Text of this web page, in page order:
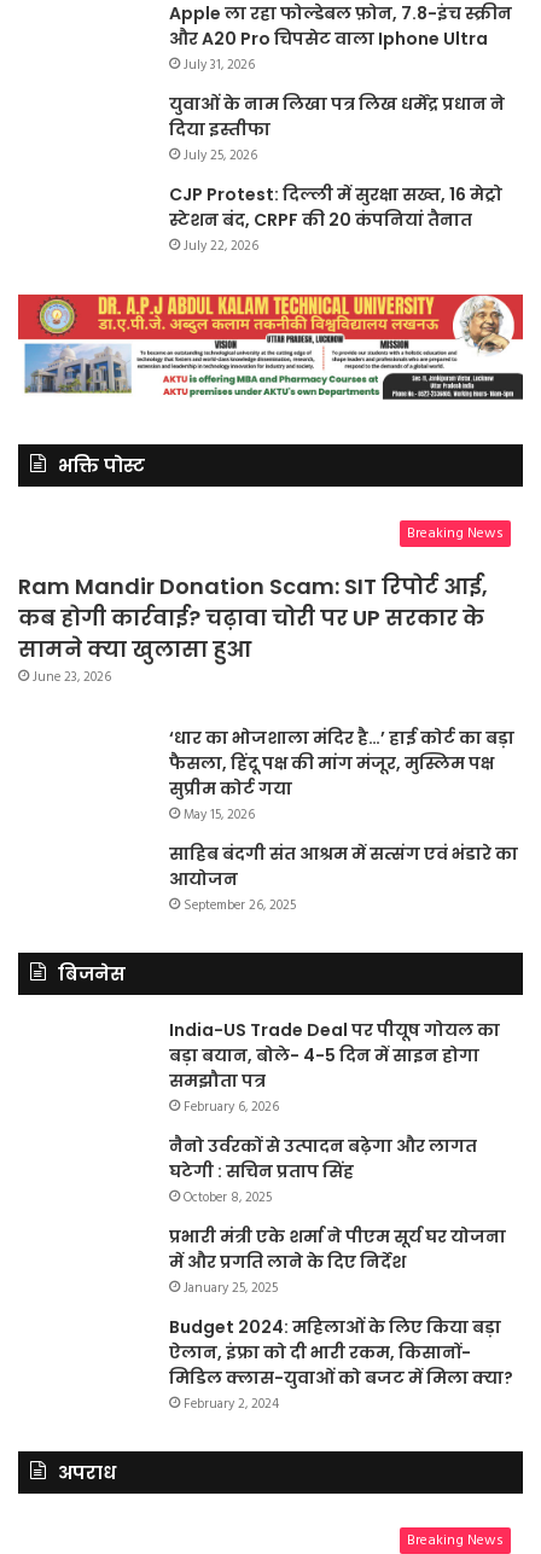
Apple ला रहा फोल्डेबल फ़ोन, 7.8-इंच स्क्रीन
और A20 Pro चिपसेट वाला Iphone Ultra
July 31, 2026
युवाओं के नाम लिखा पत्र लिख धर्मेंद्र प्रधान ने
दिया इस्तीफा
July 25, 2026
CJP Protest: दिल्ली में सुरक्षा सख्त, 16 मेट्रो
स्टेशन बंद, CRPF की 20 कंपनियां तैनात
July 22, 2026
भक्ति पोस्ट
Breaking News
Ram Mandir Donation Scam: SIT रिपोर्ट आई,
कब होगी कार्रवाई? चढ़ावा चोरी पर UP सरकार के
सामने क्या खुलासा हुआ
June 23, 2026
‘धार का भोजशाला मंदिर है…’ हाई कोर्ट का बड़ा
फैसला, हिंदू पक्ष की मांग मंजूर, मुस्लिम पक्ष
सुप्रीम कोर्ट गया
May 15, 2026
साहिब बंदगी संत आश्रम में सत्संग एवं भंडारे का
आयोजन
September 26, 2025
बिजनेस
India-US Trade Deal पर पीयूष गोयल का
बड़ा बयान, बोले- 4-5 दिन में साइन होगा
समझौता पत्र
February 6, 2026
नैनो उर्वरकों से उत्पादन बढ़ेगा और लागत
घटेगी : सचिन प्रताप सिंह
October 8, 2025
प्रभारी मंत्री एके शर्मा ने पीएम सूर्य घर योजना
में और प्रगति लाने के दिए निर्देश
January 25, 2025
Budget 2024: महिलाओं के लिए किया बड़ा
ऐलान, इंफ्रा को दी भारी रकम, किसानों-
मिडिल क्लास-युवाओं को बजट में मिला क्या?
February 2, 2024
अपराध
Breaking News